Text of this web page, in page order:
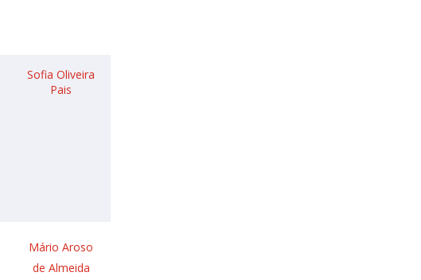
Sofia Oliveira
Pais
Mário Aroso
de Almeida